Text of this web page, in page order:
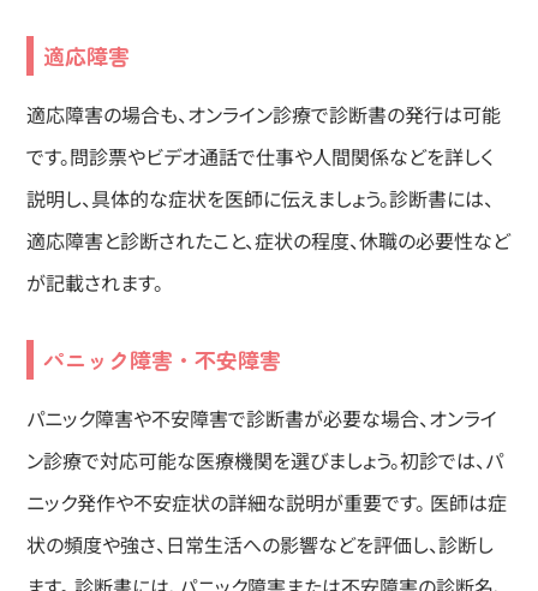
適応障害
適応障害の場合も、オンライン診療で診断書の発行は可能
です。問診票やビデオ通話で仕事や人間関係などを詳しく
説明し、具体的な症状を医師に伝えましょう。診断書には、
適応障害と診断されたこと、症状の程度、休職の必要性など
が記載されます。
パニック障害・不安障害
パニック障害や不安障害で診断書が必要な場合、オンライ
ン診療で対応可能な医療機関を選びましょう。初診では、パ
ニック発作や不安症状の詳細な説明が重要です。 医師は症
状の頻度や強さ、日常生活への影響などを評価し、診断し